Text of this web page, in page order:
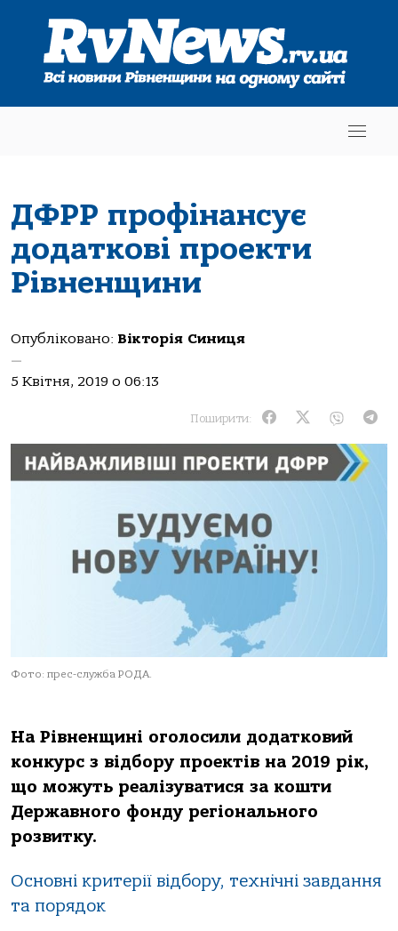
ДФРР профінансує
додаткові проекти
Рівненщини
Опубліковано: Вікторія Синиця
—
5 Квітня, 2019 о 06:13
Поширити:
Фото: прес-служба РОДА.
На Рівненщині оголосили додатковий
конкурс з відбору проектів на 2019 рік,
що можуть реалізуватися за кошти
Державного фонду регіонального
розвитку.
Основні критерії відбору, технічні завдання
та порядок